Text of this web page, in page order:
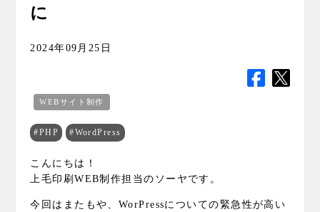
に
2024年09月25日
WEBサイト制作
#PHP #WordPress
こんにちは！
上毛印刷WEB制作担当のソーヤです。
今回はまたもや、WorPressについての緊急性が高い